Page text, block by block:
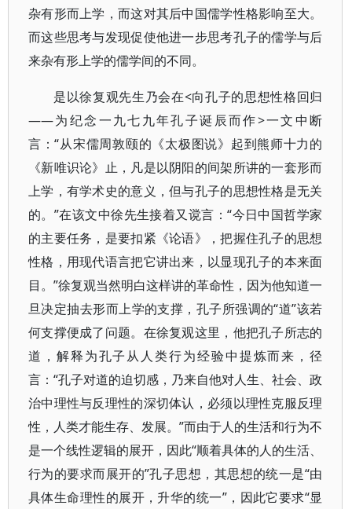
杂有形而上学，而这对其后中国儒学性格影响至大。
而这些思考与发现促使他进一步思考孔子的儒学与后
来杂有形上学的儒学间的不同。
是以徐复观先生乃会在<向孔子的思想性格回归
——为纪念一九七九年孔子诞辰而作>一文中断
言：“从宋儒周敦颐的《太极图说》起到熊师十力的
《新唯识论》止，凡是以阴阳的间架所讲的一套形而
上学，有学术史的意义，但与孔子的思想性格是无关
的。”在该文中徐先生接着又谠言：“今日中国哲学家
的主要任务，是要扣紧《论语》，把握住孔子的思想
性格，用现代语言把它讲出来，以显现孔子的本来面
目。”徐复观当然明白这样讲的革命性，因为他知道一
旦决定抽去形而上学的支撑，孔子所强调的“道”该若
何支撑便成了问题。在徐复观这里，他把孔子所志的
道，解释为孔子从人类行为经验中提炼而来，径
言：“孔子对道的迫切感，乃来自他对人生、社会、政
治中理性与反理性的深切体认，必须以理性克服反理
性，人类才能生存、发展。”而由于人的生活和行为不
是一个线性逻辑的展开，因此“顺着具体的人的生活、
行为的要求而展开的”孔子思想，其思想的统一是“由
具体生命理性的展开，升华的统一”，因此它要求“显